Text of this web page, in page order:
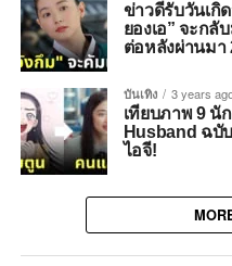
ข่าวดีรับวันเกิ
ยองเอ” จะก
ต่อหลังผ่านมา
บันเทิง 3 years
เทียบภาพ 9 นั
Husband ฉบั
ไอจี!